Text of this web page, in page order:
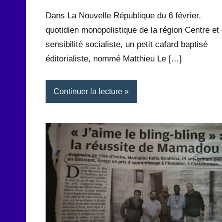
Dans La Nouvelle République du 6 février,
quotidien monopolistique de la région Centre et
sensibilité socialiste, un petit cafard baptisé
éditorialiste, nommé Matthieu Le […]
Continuer la lecture